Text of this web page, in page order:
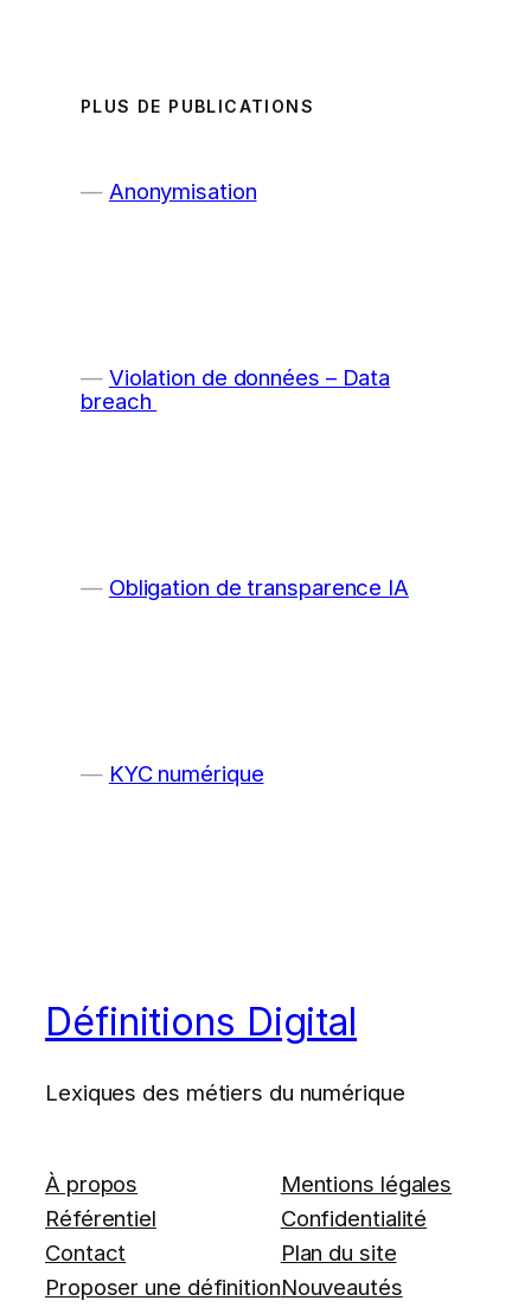
PLUS DE PUBLICATIONS
Anonymisation
Violation de données – Data
breach
Obligation de transparence IA
KYC numérique
Définitions Digital
Lexiques des métiers du numérique
À propos
Référentiel
Contact
Proposer une définition
Mentions légales
Confidentialité
Plan du site
Nouveautés